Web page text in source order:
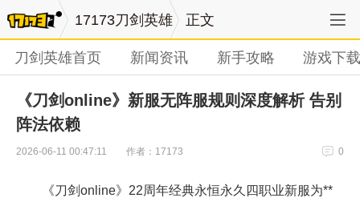
17173刀剑英雄 正文
刀剑英雄首页 新闻资讯 新手攻略 游戏下
《刀剑online》新服无阵服规则深度解析 告别
阵法依赖
2026-06-11 00:47:11 作者：17173 0
《刀剑online》22周年经典永恒永久四职业新服为**